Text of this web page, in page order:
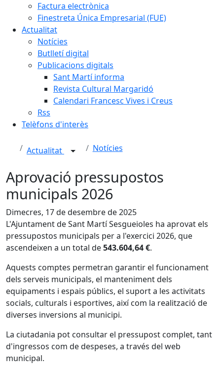
Factura electrònica
Finestreta Única Empresarial (FUE)
Actualitat
Notícies
Butlletí digital
Publicacions digitals
Sant Martí informa
Revista Cultural Margaridó
Calendari Francesc Vives i Creus
Rss
Telèfons d'interès
Actualitat Notícies
Aprovació pressupostos
municipals 2026
Dimecres, 17 de desembre de 2025
L'Ajuntament de Sant Martí Sesgueioles ha aprovat els
pressupostos municipals per a l'exercici 2026, que
ascendeixen a un total de543.604,64 €.
Aquests comptes permetran garantir el funcionament
dels serveis municipals, el manteniment dels
equipaments i espais públics, el suport a les activitats
socials, culturals i esportives, així com la realització de
diverses inversions al municipi.
La ciutadania pot consultar el pressupost complet, tant
d'ingressos com de despeses, a través del web
municipal.